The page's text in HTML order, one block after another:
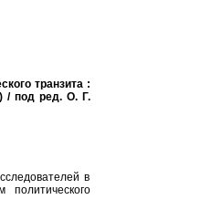
транзита :
/ под ред. О. Г.
в